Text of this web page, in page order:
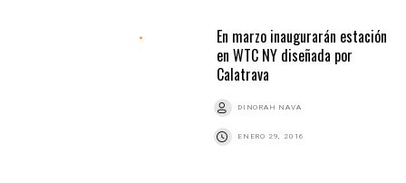
En marzo inaugurarán estación
en WTC NY diseñada por
Calatrava
DINORAH NAVA
ENERO 29, 2016